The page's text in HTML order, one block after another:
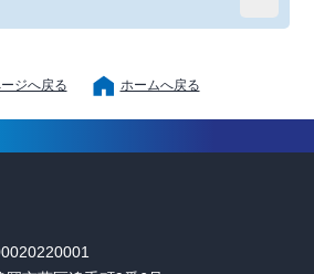
ジへ戻る ホームへ戻る